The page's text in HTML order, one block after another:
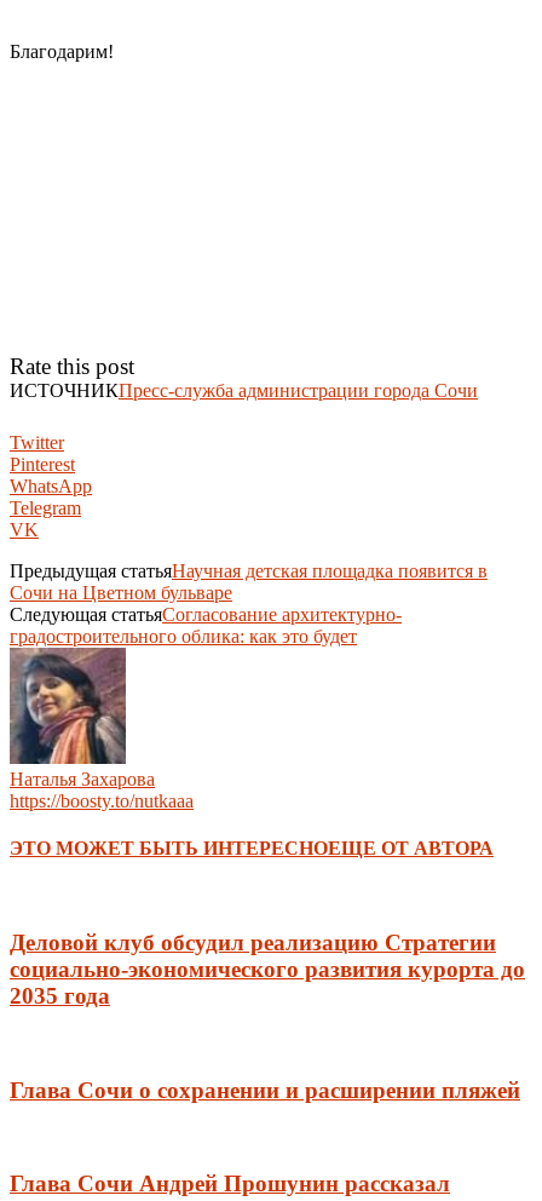
Благодарим!
Rate this post
ИСТОЧНИКПресс-служба администрации города Сочи
Twitter
Pinterest
WhatsApp
Telegram
VK
Предыдущая статьяНаучная детская площадка появится в
Сочи на Цветном бульваре
Следующая статьяСогласование архитектурно-
градостроительного облика: как это будет
Наталья Захарова
https://boosty.to/nutkaaa
ЭТО МОЖЕТ БЫТЬ ИНТЕРЕСНОЕЩЕ ОТ АВТОРА
Деловой клуб обсудил реализацию Стратегии
социально-экономического развития курорта до
2035 года
Глава Сочи о сохранении и расширении пляжей
Глава Сочи Андрей Прошунин рассказал